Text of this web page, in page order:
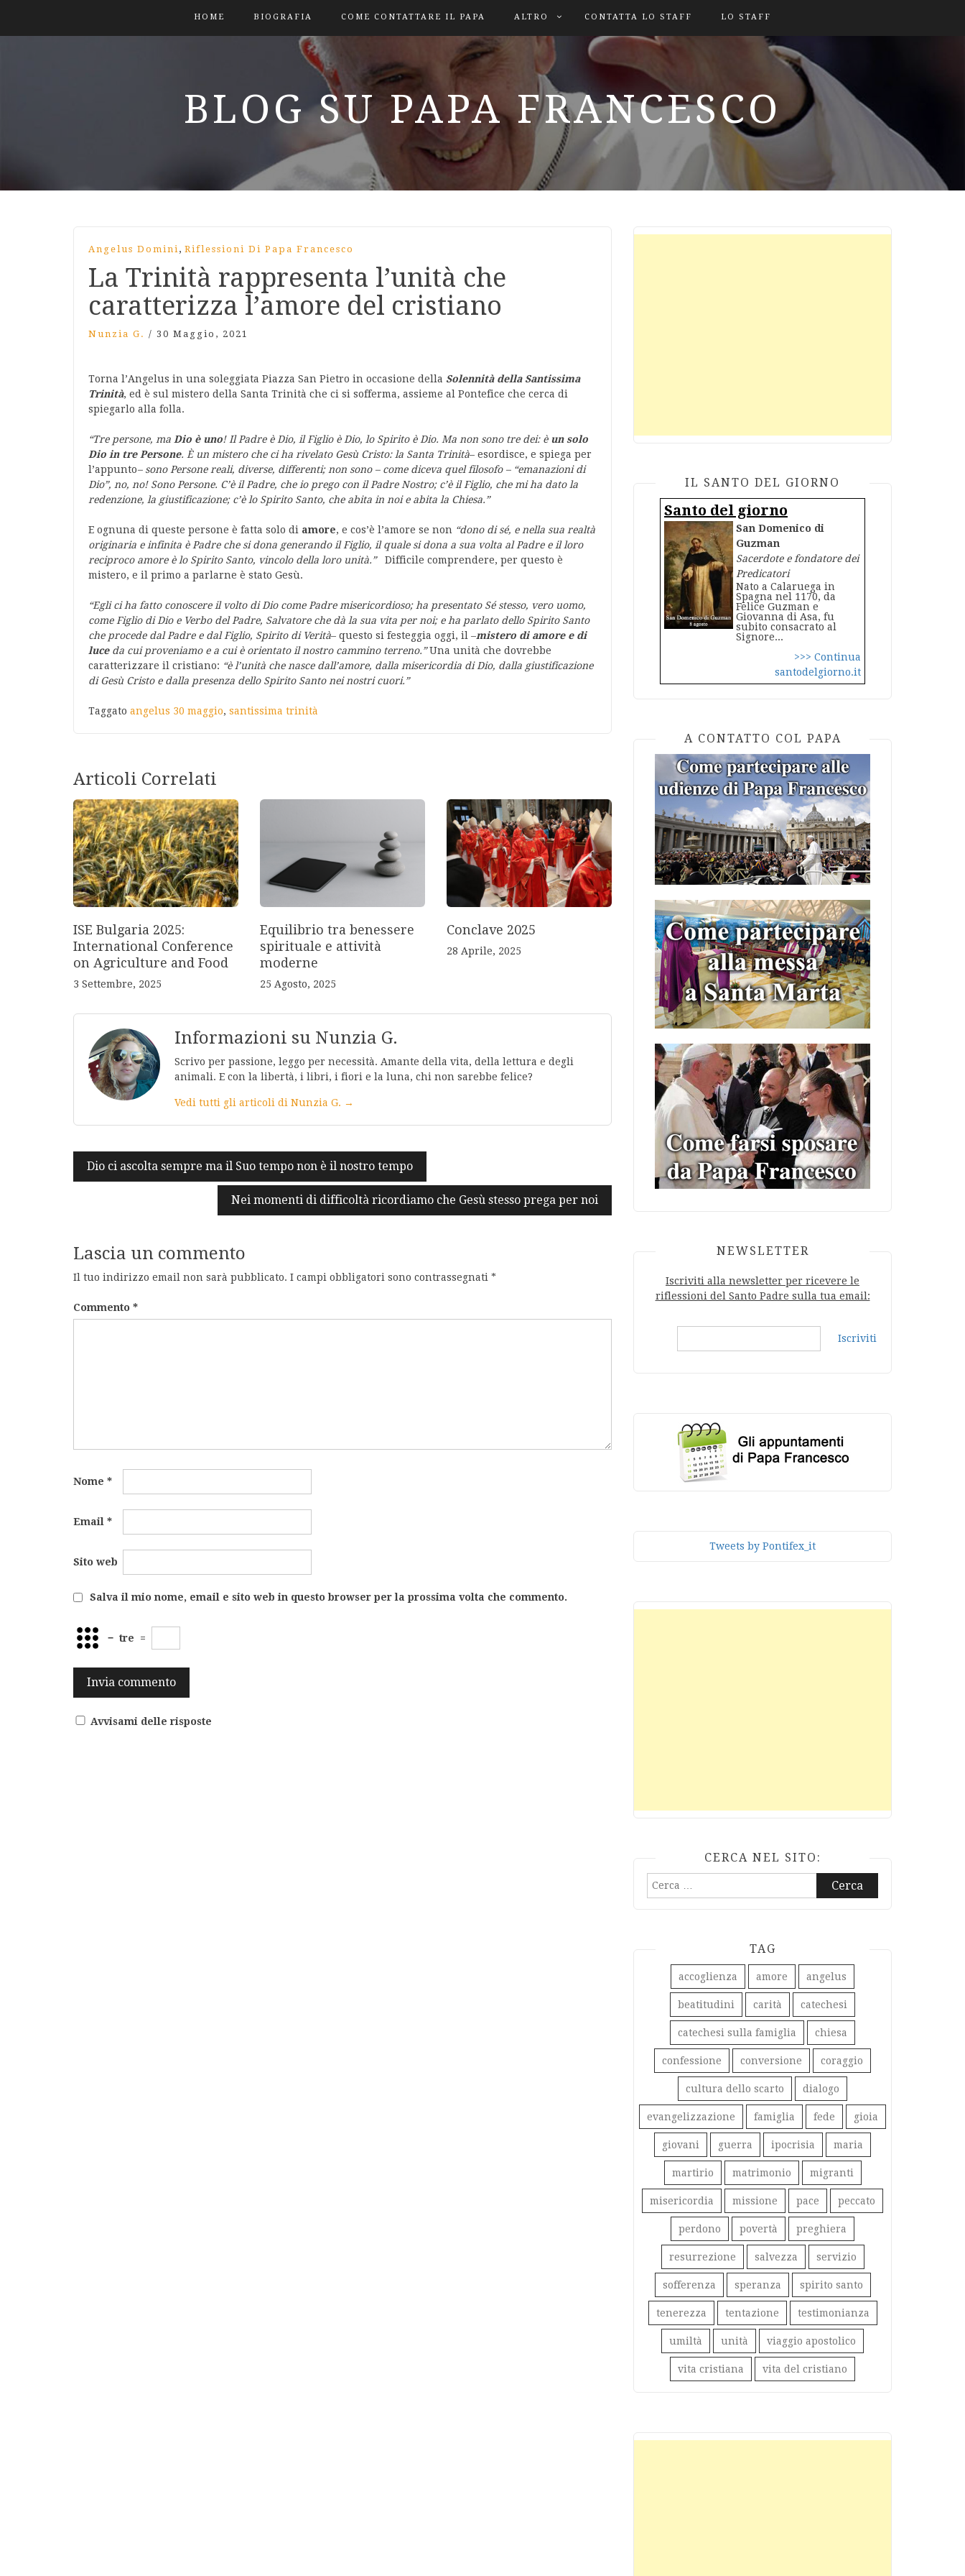
HOME BIOGRAFIA COME CONTATTARE IL PAPA ALTRO CONTATTA LO STAFF LO STAFF
BLOG SU PAPA FRANCESCO
Angelus Domini, Riflessioni Di Papa Francesco
La Trinità rappresenta l’unità che
caratterizza l’amore del cristiano
Nunzia G. / 30 Maggio, 2021
Torna l’Angelus in una soleggiata Piazza San Pietro in occasione della Solennità della Santissima
Trinità, ed è sul mistero della Santa Trinità che ci si sofferma, assieme al Pontefice che cerca di
spiegarlo alla folla.
“Tre persone, ma Dio è uno! Il Padre è Dio, il Figlio è Dio, lo Spirito è Dio. Ma non sono tre dei: èun solo
Dio in tre Persone. È un mistero che ci ha rivelato Gesù Cristo: la Santa Trinità– esordisce, e spiega per
l’appunto– sono Persone reali, diverse, differenti; non sono – come diceva quel filosofo – “emanazioni di
Dio”, no, no! Sono Persone. C’è il Padre, che io prego con il Padre Nostro; c’è il Figlio, che mi ha dato la
redenzione, la giustificazione; c’è lo Spirito Santo, che abita in noi e abita la Chiesa.”
E ognuna di queste persone è fatta solo di amore, e cos’è l’amore se non “dono di sé, e nella sua realtà
originaria e infinita è Padre che si dona generando il Figlio, il quale si dona a sua volta al Padre e il loro
reciproco amore è lo Spirito Santo, vincolo della loro unità.”
Difficile comprendere, per questo è
mistero, e il primo a parlarne è stato Gesù.
“Egli ci ha fatto conoscere il volto di Dio come Padre misericordioso; ha presentato Sé stesso, vero uomo,
come Figlio di Dio e Verbo del Padre, Salvatore che dà la sua vita per noi; e ha parlato dello Spirito Santo
che procede dal Padre e dal Figlio, Spirito di Verità– questo si festeggia oggi, il –mistero di amore e di
luce da cui proveniamo e a cui è orientato il nostro cammino terreno.”Una unità che dovrebbe
caratterizzare il cristiano: “è l’unità che nasce dall’amore, dalla misericordia di Dio, dalla giustificazione
di Gesù Cristo e dalla presenza dello Spirito Santo nei nostri cuori.”
Taggato angelus 30 maggio, santissima trinità
Articoli Correlati
ISE Bulgaria 2025:
International Conference
on Agriculture and Food
3 Settembre, 2025
Equilibrio tra benessere
spirituale e attività
moderne
25 Agosto, 2025
Conclave 2025
28 Aprile, 2025
Informazioni su Nunzia G.
Scrivo per passione, leggo per necessità. Amante della vita, della lettura e degli
animali. E con la libertà, i libri, i fiori e la luna, chi non sarebbe felice?
Vedi tutti gli articoli di Nunzia G. →
Navigazione
articoli
Dio ci ascolta sempre ma il Suo tempo non è il nostro tempo
Nei momenti di difficoltà ricordiamo che Gesù stesso prega per noi
Lascia un commento
Il tuo indirizzo email non sarà pubblicato. I campi obbligatori sono contrassegnati *
Commento *
Nome *
Email *
Sito web
Salva il mio nome, email e sito web in questo browser per la prossima volta che commento.
− tre =
Avvisami delle risposte
IL SANTO DEL GIORNO
Santo del giorno
San Domenico di
Guzman
Sacerdote e fondatore dei
Predicatori
Nato a Calaruega in
Spagna nel 1170, da
Felice Guzman e
Giovanna di Asa, fu
subito consacrato al
Signore...
>>> Continua
santodelgiorno.it
A CONTATTO COL PAPA
NEWSLETTER
Iscriviti alla newsletter per ricevere le
riflessioni del Santo Padre sulla tua email:
Iscriviti
Tweets by Pontifex_it
CERCA NEL SITO:
Ricerca
TAG
accoglienza amore angelus
beatitudini carità catechesi
catechesi sulla famiglia chiesa
confessione conversione coraggio
cultura dello scarto dialogo
evangelizzazione famiglia fede gioia
giovani guerra ipocrisia maria
martirio matrimonio migranti
misericordia missione pace peccato
perdono povertà preghiera
resurrezione salvezza servizio
sofferenza speranza spirito santo
tenerezza tentazione testimonianza
umiltà unità viaggio apostolico
vita cristiana vita del cristiano